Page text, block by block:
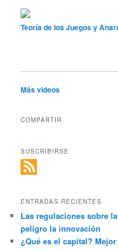
Teoría de los Juegos y
Más videos
COMPARTIR
SUSCRIBIRSE
ENTRADAS RECIENTES
Las regulaciones sobre
peligro la innovación
¿Qué es el capital?